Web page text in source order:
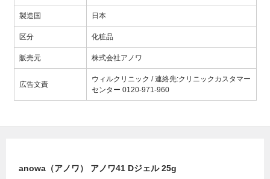
製造国 日本
区分 化粧品
販売元 株式会社アノワ
広告文責
ウィルクリニック / 連絡先:クリニックカスタマー
センター 0120-971-960
anowa（アノワ） アノワ41 Dジェル 25g